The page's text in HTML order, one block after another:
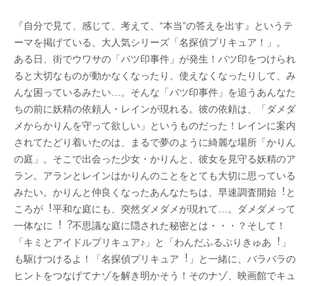
『自分で見て、感じて、考えて、“本当”の答えを出す』というテ
ーマを掲げている、大人気シリーズ「名探偵プリキュア！」。
ある⽇、街でウワサの「バツ印事件」が発⽣！バツ印をつけられ
ると⼤切なものが動かなくなったり、使えなくなったりして、み
んな困っているみたい…。そんな「バツ印事件」を追うあんなた
ちの前に妖精の依頼⼈・レインが現れる。彼の依頼は、「ダメダ
メからかりんを守って欲しい」というものだった！レインに案内
されてたどり着いたのは、まるで夢のように綺麗な場所「かりん
の庭」。そこで出会った少⼥・かりんと、彼⼥を⾒守る妖精のア
ラン。アランとレインはかりんのことをとても⼤切に思っている
みたい。かりんと仲良くなったあんなたちは、早速調査開始︕と
ころが︕平和な庭にも、突然ダメダメが現れて…。ダメダメって
⼀体なに︕︖不思議な庭に隠された秘密とは・・・？そして！
「キミとアイドルプリキュア♪」と「わんだふるぷりきゅあ︕」
も駆けつけるよ！「名探偵プリキュア︕」と⼀緒に、バラバラの
ヒントをつなげてナゾを解き明かそう！そのナゾ、映画館でキュ